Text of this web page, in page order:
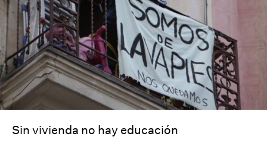
Sin vivienda no hay educación